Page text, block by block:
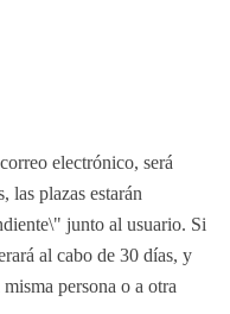
electrónico, será
las plazas estarán
junto al usuario. Si
al cabo de 30 días, y
persona o a otra